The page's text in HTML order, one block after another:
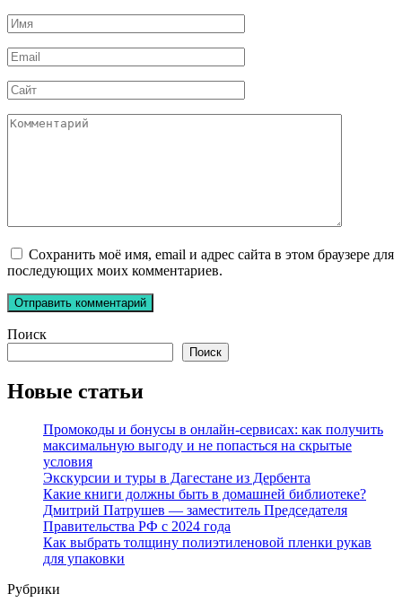
Имя
*
Email
*
Сайт
Комментарий
Сохранить моё имя, email и адрес сайта в этом браузере для
последующих моих комментариев.
Поиск
Поиск
Новые статьи
Промокоды и бонусы в онлайн-сервисах: как получить
максимальную выгоду и не попасться на скрытые
условия
Экскурсии и туры в Дагестане из Дербента
Какие книги должны быть в домашней библиотеке?
Дмитрий Патрушев — заместитель Председателя
Правительства РФ с 2024 года
Как выбрать толщину полиэтиленовой пленки рукав
для упаковки
Рубрики